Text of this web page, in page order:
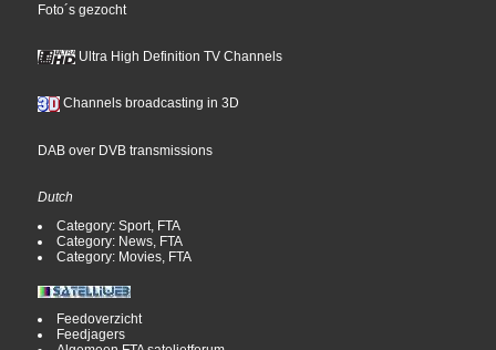
Foto´s gezocht
Ultra High Definition TV Channels
Channels broadcasting in 3D
DAB over DVB transmissions
Dutch
Category: Sport, FTA
Category: News, FTA
Category: Movies, FTA
Feedoverzicht
Feedjagers